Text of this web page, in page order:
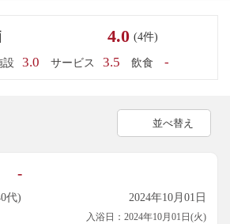
4.0 (4件)
設 3.0 サービス 3.5 飲食 -
並べ替え
-
代) 2024年10月01日
入浴日：2024年10月01日(火)